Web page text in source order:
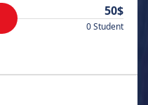
50$
0 Student